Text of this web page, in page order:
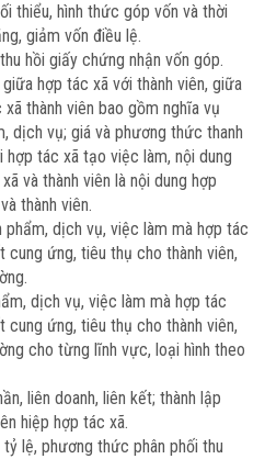
thiểu, hình thức góp vốn và thời
giảm vốn điều lệ.
hồi giấy chứng nhận vốn góp.
hợp tác xã với thành viên, giữa
thành viên bao gồm nghĩa vụ
dịch vụ; giá và phương thức thanh
tác xã tạo việc làm, nội dung
và thành viên là nội dung hợp
thành viên.
dịch vụ, việc làm mà hợp tác
ứng, tiêu thụ cho thành viên,
dịch vụ, việc làm mà hợp tác
ứng, tiêu thụ cho thành viên,
cho từng lĩnh vực, loại hình theo
liên doanh, liên kết; thành lập
hiệp hợp tác xã.
lệ, phương thức phân phối thu